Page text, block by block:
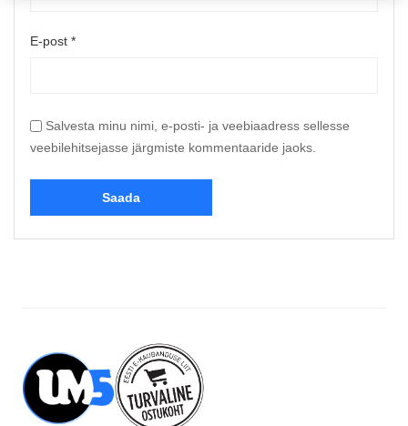
E-post *
Salvesta minu nimi, e-posti- ja veebiaadress sellesse
veebilehitsejasse järgmiste kommentaaride jaoks.